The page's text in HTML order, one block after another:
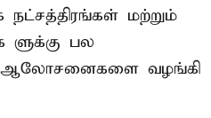
மற்றும்
ளுக்கு பல
ஆலோசனைகளை வழங்கி